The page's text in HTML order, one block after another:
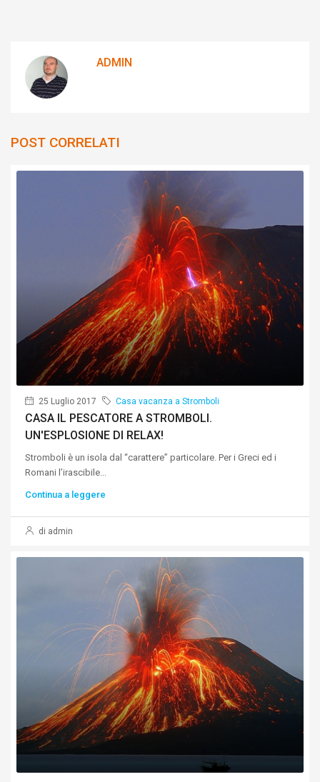
ADMIN
POST CORRELATI
25 Luglio 2017 Casa vacanza a Stromboli
CASA IL PESCATORE A STROMBOLI.
UN'ESPLOSIONE DI RELAX!
Stromboli è un isola dal “carattere” particolare. Per i Greci ed i
Romani l’irascibile...
Continua a leggere
di admin